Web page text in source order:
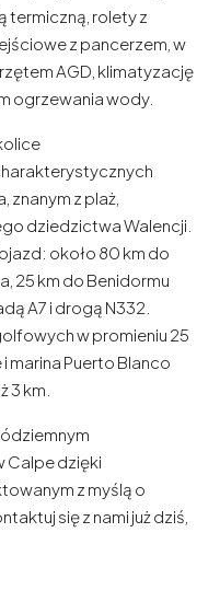
termiczną, rolety z
z pancerzem, w
AGD, klimatyzację
ogrzewania wody.
znanym z plaż,
dziedzictwa Walencji.
około 80 km do
25 km do Benidormu
A7 i drogą N332.
w promieniu 25
marina Puerto Blanco
3 km.
Calpe dzięki
z myślą o
się z nami już dziś,